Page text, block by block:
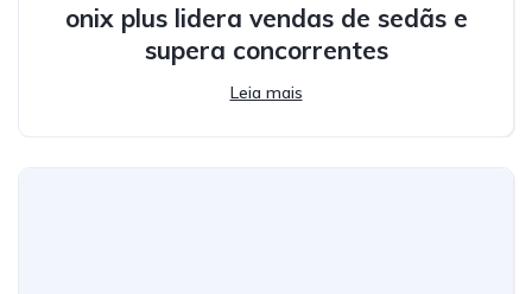
onix plus lidera vendas de sedãs e
supera concorrentes
Leia mais